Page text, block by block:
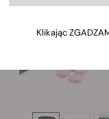
Klikając